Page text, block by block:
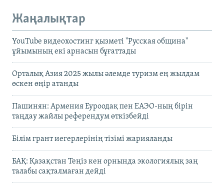
Жаңалықтар
YouTube видеохостинг қызметі "Русская община"
ұйымының екі арнасын бұғаттады
Орталық Азия 2025 жылы әлемде туризм ең жылдам
өскен өңір атанды
Пашинян: Армения Еуроодақ пен ЕАЭО-ның бірін
таңдау жайлы референдум өткізбейді
Білім грант иегерлерінің тізімі жарияланды
БАҚ: Қазақстан Теңіз кен орнында экологиялық заң
талабы сақталмаған дейді